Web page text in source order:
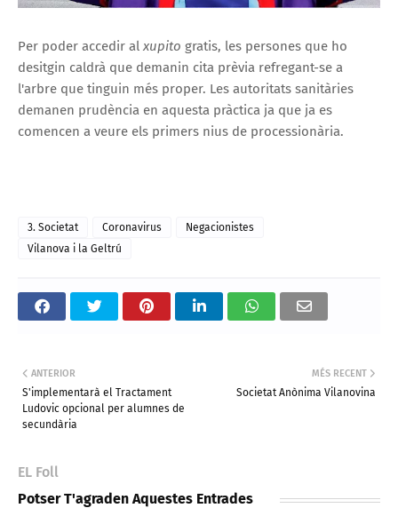
Per poder accedir al xupito gratis, les persones que ho
desitgin caldrà que demanin cita prèvia refregant-se a
l'arbre que tinguin més proper. Les autoritats sanitàries
demanen prudència en aquesta pràctica ja que ja es
comencen a veure els primers nius de processionària.
3. Societat Coronavirus
Negacionistes
Vilanova i la Geltrú
MÉS RECENT
Societat Anònima Vilanovina
ANTERIOR
S'implementarà el Tractament
Ludovic opcional per alumnes de
secundària
EL Foll
Potser T'agraden Aquestes Entrades